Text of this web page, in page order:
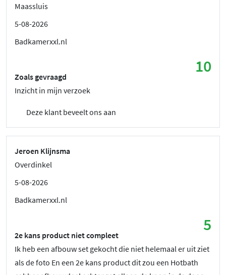
Maassluis
5-08-2026
Badkamerxxl.nl
10
Zoals gevraagd
Inzicht in mijn verzoek
Deze klant beveelt ons aan
Jeroen Klijnsma
Overdinkel
5-08-2026
Badkamerxxl.nl
5
2e kans product niet compleet
Ik heb een afbouw set gekocht die niet helemaal er uit ziet
als de foto En een 2e kans product dit zou een Hotbath